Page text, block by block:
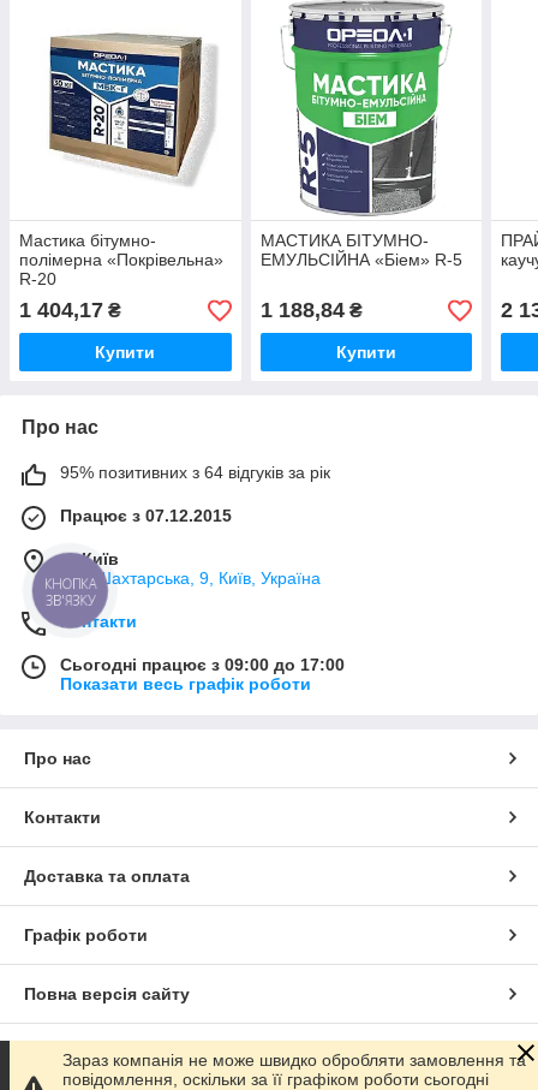
Мастика бітумно-
полімерна «Покрівельна»
R-20
1 404,17 ₴
Купити
МАСТИКА БІТУМНО-
ЕМУЛЬСІЙНА «Біем» R-5
1 188,84₴
Купити
2
Про нас
95% позитивних з 64 відгуків за рік
Працює з 07.12.2015
м. Київ
вул. Шахтарська, 9, Київ, Україна
Контакти
Сьогодні працює з 09:00 до 17:00
Показати весь графік роботи
Про нас
Контакти
Доставка та оплата
Графік роботи
Повна версія сайту
Сайт створено на маркетплейсі Prom.ua
Зараз компанія не може швидко обробляти замовлення та
повідомлення, оскільки за її графіком роботи сьогодні
КНОПКА
ЗВ'ЯЗКУ